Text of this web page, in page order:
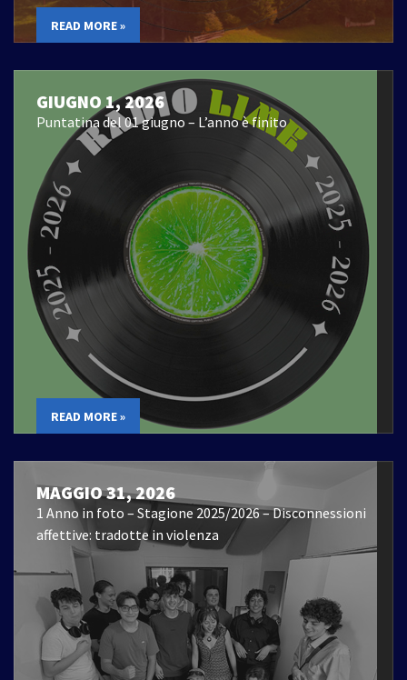
READ MORE »
GIUGNO 1, 2026
Puntatina del 01 giugno – L’anno è finito
READ MORE »
MAGGIO 31, 2026
1 Anno in foto – Stagione 2025/2026 – Disconnessioni
affettive: tradotte in violenza